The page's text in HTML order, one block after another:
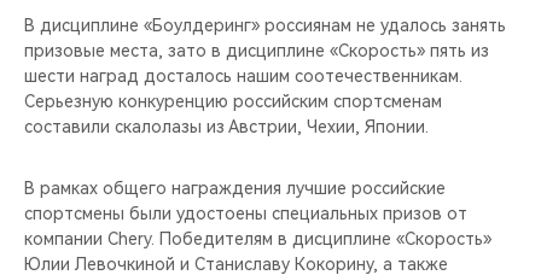
В дисциплине «Боулдеринг» россиянам не удалось занять
призовые места, зато в дисциплине «Скорость» пять из
шести наград досталось нашим соотечественникам.
Серьезную конкуренцию российским спортсменам
составили скалолазы из Австрии, Чехии, Японии.
В рамках общего награждения лучшие российские
спортсмены были удостоены специальных призов от
компании Chery. Победителям в дисциплине «Скорость»
Юлии Левочкиной и Станиславу Кокорину, а также